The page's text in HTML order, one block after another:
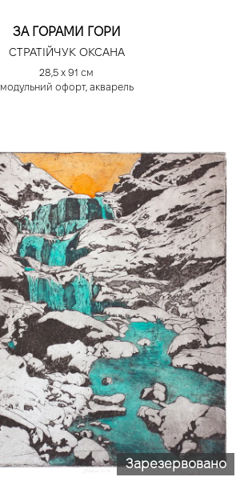
ЗА ГОРАМИ ГОРИ
СТРАТІЙЧУК ОКСАНА
28,5 х 91 см
модульний офорт, акварель
Зарезервовано